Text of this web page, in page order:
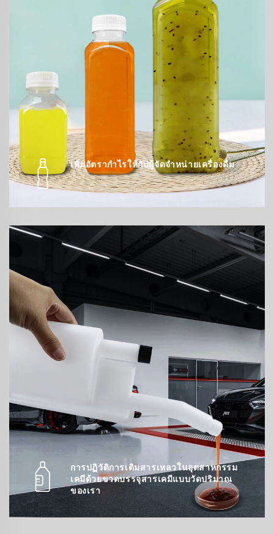
เพิ่มอัตรากำไรให้กับผู้จัดจำหน่ายเครื่องดื่ม
การปฏิวัติการเติมสารเหลวในอุตสาหกรรม
เคมีด้วยขวดบรรจุสารเคมีแบบวัดปริมาณ
ของเรา